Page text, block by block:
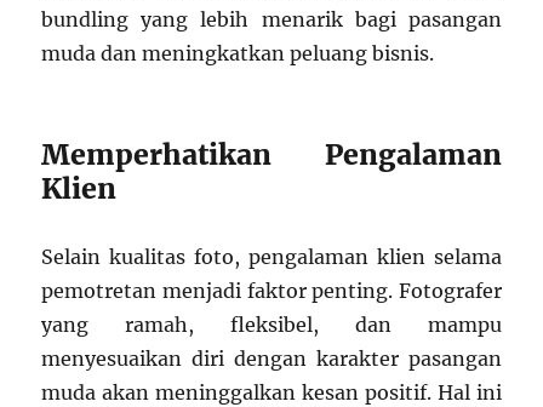
bundling yang lebih menarik bagi pasangan
muda dan meningkatkan peluang bisnis.
Memperhatikan Pengalaman
Klien
Selain kualitas foto, pengalaman klien selama
pemotretan menjadi faktor penting. Fotografer
yang ramah, fleksibel, dan mampu
menyesuaikan diri dengan karakter pasangan
muda akan meninggalkan kesan positif. Hal ini